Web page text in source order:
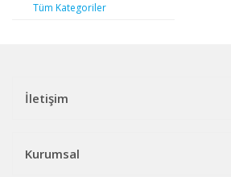
Tüm Kategoriler
İletişim
Kurumsal